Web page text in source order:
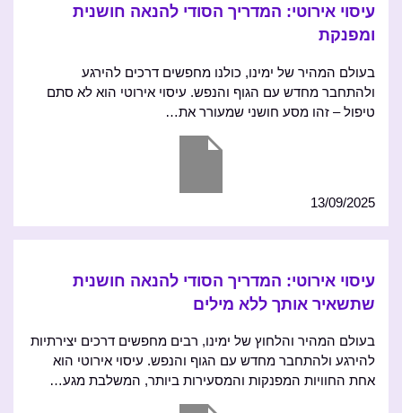
עיסוי אירוטי: המדריך הסודי להנאה חושנית
ומפנקת
בעולם המהיר של ימינו, כולנו מחפשים דרכים להירגע
ולהתחבר מחדש עם הגוף והנפש. עיסוי אירוטי הוא לא סתם
טיפול – זהו מסע חושני שמעורר את…
13/09/2025
עיסוי אירוטי: המדריך הסודי להנאה חושנית
שתשאיר אותך ללא מילים
בעולם המהיר והלחוץ של ימינו, רבים מחפשים דרכים יצירתיות
להירגע ולהתחבר מחדש עם הגוף והנפש. עיסוי אירוטי הוא
אחת החוויות המפנקות והמסעירות ביותר, המשלבת מגע…